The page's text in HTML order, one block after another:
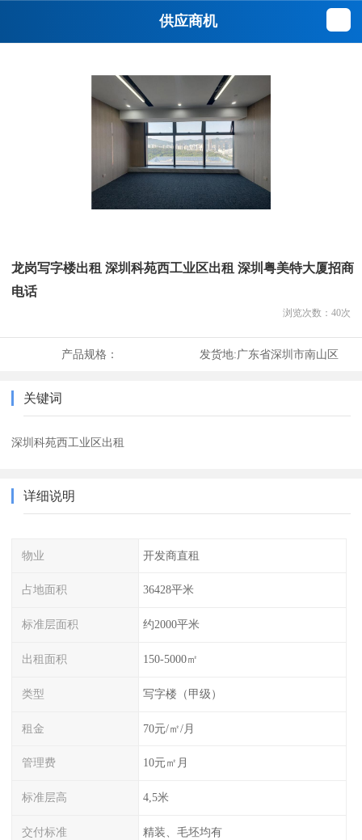
供应商机
龙岗写字楼出租 深圳科苑西工业区出租 深圳粤美特大厦招商
电话
浏览次数： 40次
产品规格： 发货地:广东省深圳市南山区
关键词
深圳科苑西工业区出租
详细说明
物业 开发商直租
占地面积 36428平米
标准层面积 约2000平米
出租面积 150-5000㎡
类型 写字楼（甲级）
租金 70元/㎡/月
管理费 10元㎡月
标准层高 4,5米
交付标准 精装、毛坯均有